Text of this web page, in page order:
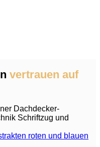
vertrauen auf